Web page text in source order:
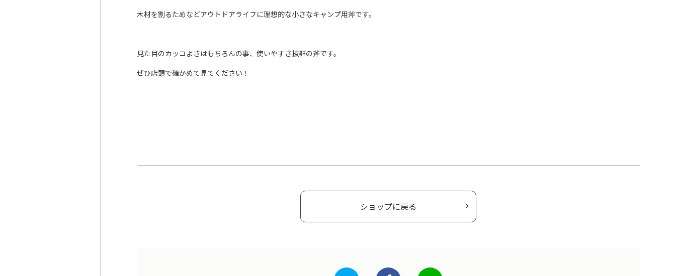
木材を割るためなどアウトドアライフに理想的な小さなキャンプ用斧です。
見た目のカッコよさはもちろんの事、使いやすさ抜群の斧です。
ぜひ店頭で確かめて見てください！
ショップに戻る